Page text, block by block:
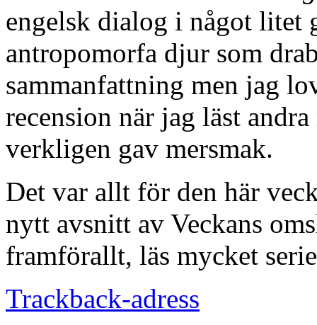
engelsk dialog i något litet
antropomorfa djur som
sammanfattning men jag
recension när jag läst
verkligen gav mersmak.
Det var allt för den här
nytt avsnitt av Veckans
framförallt, läs mycket
Trackback-adress